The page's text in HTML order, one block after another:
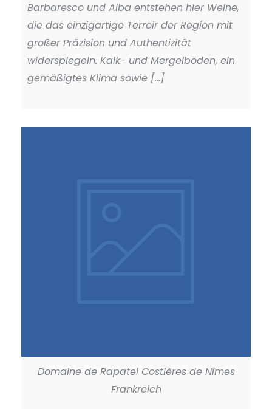
Barbaresco und Alba entstehen hier Weine,
die das einzigartige Terroir der Region mit
großer Präzision und Authentizität
widerspiegeln. Kalk- und Mergelböden, ein
gemäßigtes Klima sowie [...]
Domaine de Rapatel Costières de Nîmes
Frankreich